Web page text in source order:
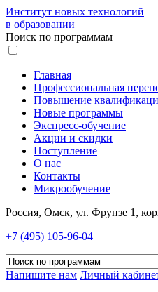
Институт новых технологий
в образовании
Поиск по программам
Главная
Профессиональная
Повышение
Новые программы
Экспресс-обучение
Акции и скидки
Поступление
О нас
Контакты
Микрообучение
Россия, Омск, ул. Фрунзе 1,
+7 (495) 105-96-04
Напишите нам Личный